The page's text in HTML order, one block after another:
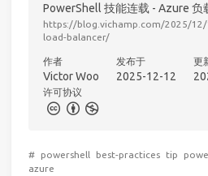
PowerShell 技能连载 - Azure 负
https://blog.vichamp.com/2025/
load-balancer/
作者
Victor Woo
发布于
2025-12-12
更
许可协议
# powershell best-practices tip
azure